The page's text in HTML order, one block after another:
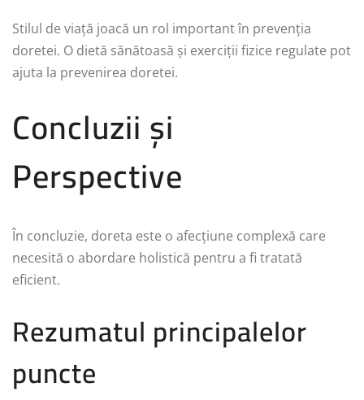
Stilul de viață joacă un rol important în prevenția
doretei. O dietă sănătoasă și exerciții fizice regulate pot
ajuta la prevenirea doretei.
Concluzii și
Perspective
În concluzie, doreta este o afecțiune complexă care
necesită o abordare holistică pentru a fi tratată
eficient.
Rezumatul principalelor
puncte